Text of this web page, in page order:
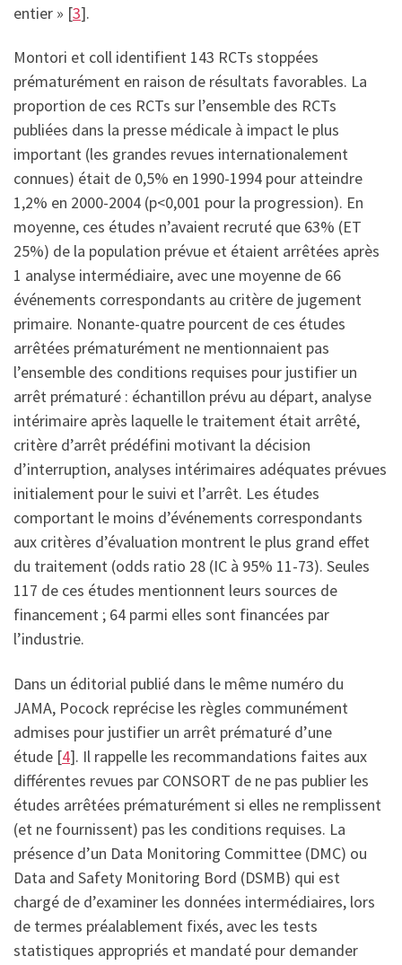
entier » [3].
Montori et coll identifient 143 RCTs stoppées
prématurément en raison de résultats favorables. La
proportion de ces RCTs sur l’ensemble des RCTs
publiées dans la presse médicale à impact le plus
important (les grandes revues internationalement
connues) était de 0,5% en 1990-1994 pour atteindre
1,2% en 2000-2004 (p<0,001 pour la progression). En
moyenne, ces études n’avaient recruté que 63% (ET
25%) de la population prévue et étaient arrêtées après
1 analyse intermédiaire, avec une moyenne de 66
événements correspondants au critère de jugement
primaire. Nonante-quatre pourcent de ces études
arrêtées prématurément ne mentionnaient pas
l’ensemble des conditions requises pour justifier un
arrêt prématuré : échantillon prévu au départ, analyse
intérimaire après laquelle le traitement était arrêté,
critère d’arrêt prédéfini motivant la décision
d’interruption, analyses intérimaires adéquates prévues
initialement pour le suivi et l’arrêt. Les études
comportant le moins d’événements correspondants
aux critères d’évaluation montrent le plus grand effet
du traitement (odds ratio 28 (IC à 95% 11-73). Seules
117 de ces études mentionnent leurs sources de
financement ; 64 parmi elles sont financées par
l’industrie.
Dans un éditorial publié dans le même numéro du
JAMA, Pocock reprécise les règles communément
admises pour justifier un arrêt prématuré d’une
étude [4]. Il rappelle les recommandations faites aux
différentes revues par CONSORT de ne pas publier les
études arrêtées prématurément si elles ne remplissent
(et ne fournissent) pas les conditions requises. La
présence d’un Data Monitoring Committee (DMC) ou
Data and Safety Monitoring Bord (DSMB) qui est
chargé de d’examiner les données intermédiaires, lors
de termes préalablement fixés, avec les tests
statistiques appropriés et mandaté pour demander